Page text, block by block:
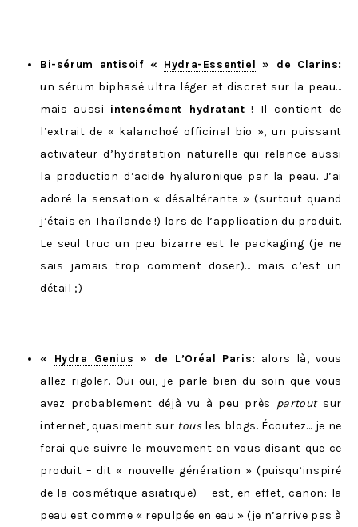
Bi-sérum antisoif « Hydra-Essentiel » de Clarins:
un sérum biphasé ultra léger et discret sur la peau…
mais aussi intensément hydratant ! Il contient de
l’extrait de « kalanchoé officinal bio », un puissant
activateur d’hydratation naturelle qui relance aussi
la production d’acide hyaluronique par la peau. J’ai
adoré la sensation « désaltérante » (surtout quand
j’étais en Thaïlande !) lors de l’application du produit.
Le seul truc un peu bizarre est le packaging (je ne
sais jamais trop comment doser)… mais c’est un
détail ;)
« Hydra Genius » de L’Oréal Paris: alors là, vous
allez rigoler. Oui oui, je parle bien du soin que vous
avez probablement déjà vu à peu près partoutsur
internet, quasiment sur tousles blogs. Écoutez… je ne
ferai que suivre le mouvement en vous disant que ce
produit – dit « nouvelle génération » (puisqu’inspiré
de la cosmétique asiatique) – est, en effet, canon: la
peau est comme « repulpée en eau » (je n’arrive pas à